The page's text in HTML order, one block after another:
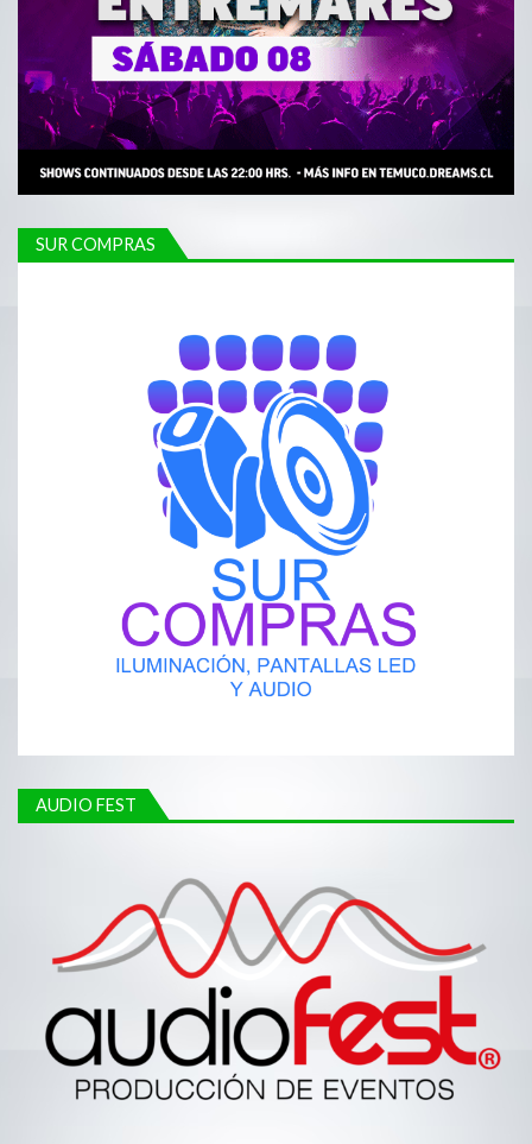
SUR COMPRAS
AUDIO FEST